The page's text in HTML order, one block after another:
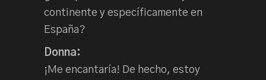
continente y específicamente en
España?
Donna:
¡Me encantaría! De hecho, estoy